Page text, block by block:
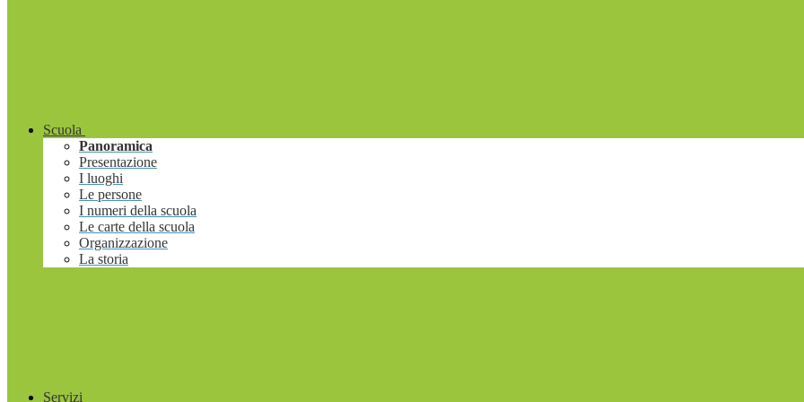
Scuola
Panoramica
Presentazione
I luoghi
Le persone
I numeri della scuola
Le carte della scuola
Organizzazione
La storia
Servizi